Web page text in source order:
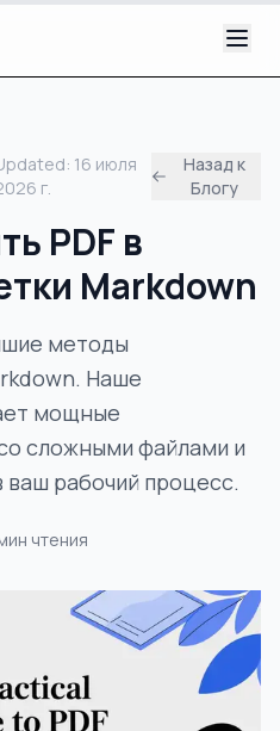
нас
16 июля
г.
Назад к
Блогу
PDF в
Markdown
методы
Наше
мощные
сложными файлами и
рабочий процесс.
чтения